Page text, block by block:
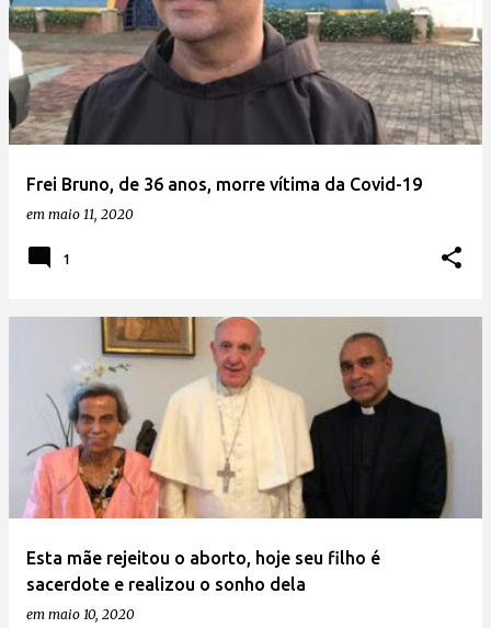
Frei Bruno, de 36 anos, morre vítima da Covid-19
em maio 11, 2020
1
Esta mãe rejeitou o aborto, hoje seu filho é
sacerdote e realizou o sonho dela
em maio 10, 2020